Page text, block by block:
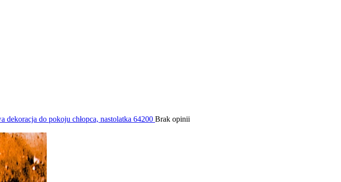
do pokoju chłopca, nastolatka 64200 Brak opinii